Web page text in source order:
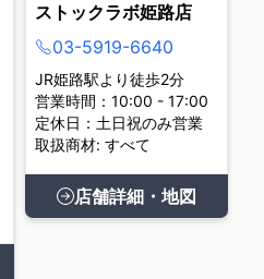
ストックラボ姫路店
03-5919-6640
JR姫路駅より徒歩2分
営業時間：10:00 - 17:00
定休日：土日祝のみ営業
取扱商材: すべて
店舗詳細・地図